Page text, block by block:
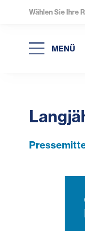
Wählen Sie Ihre
MENÜ